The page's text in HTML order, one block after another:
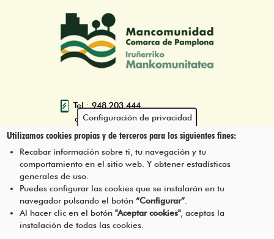
Tel.: 948 203 444
atencion@mancoeduca.com
Programa de Educación Ambiental
Escolar de la Mancomunidad de la
Pie
Menú
CONTÁCTANOS
Configuración de privacidad
Utilizamos cookies propias y de terceros para los siguientes fines:
Recabar información sobre ti, tu navegación y tu
comportamiento en el sitio web. Y obtener estadísticas
generales de uso.
Puedes configurar las cookies que se instalarán en tu
navegador pulsando el botón“Configurar”
Al hacer clic en el botón"Aceptar cookies", aceptas la
instalación de todas las cookies.